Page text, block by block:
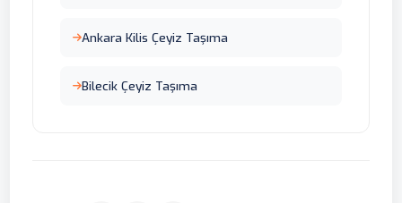
Ankara Kilis Çeyiz Taşıma
Bilecik Çeyiz Taşıma